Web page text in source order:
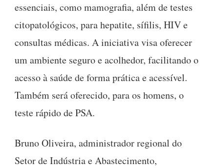
essenciais, como mamografia, além de testes
citopatológicos, para hepatite, sífilis, HIV e
consultas médicas. A iniciativa visa oferecer
um ambiente seguro e acolhedor, facilitando o
acesso à saúde de forma prática e acessível.
Também será oferecido, para os homens, o
teste rápido de PSA.
Bruno Oliveira, administrador regional do
Setor de Indústria e Abastecimento,